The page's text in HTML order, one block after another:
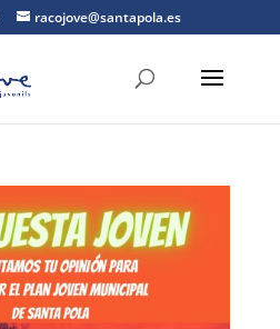
racojove@santapola.es